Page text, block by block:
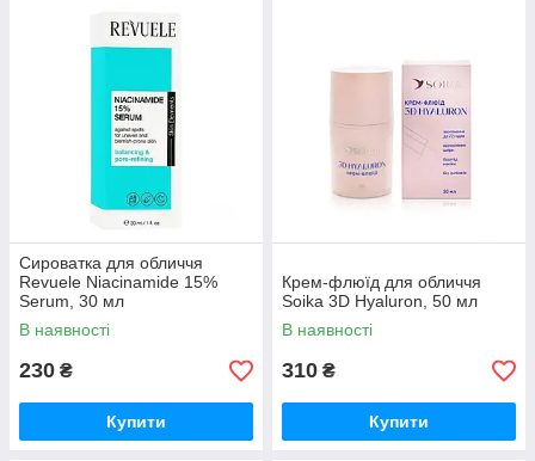
Сироватка для обличчя
Revuele Niacinamide 15%
Serum, 30 мл
В наявності
230 ₴
Купити
Крем-флюїд для обличчя
Soika 3D Hyaluron, 50 мл
В наявності
310 ₴
Купити